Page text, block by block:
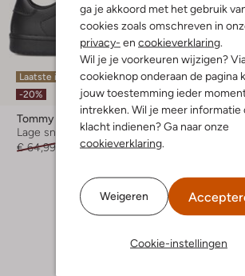
ga je akkoord met het gebruik
cookies zoals omschreven in
privacy- en cookieverklaring
Wil je je voorkeuren wijzigen?
cookieknop onderaan de pagina
jouw toestemming ieder
intrekken. Wil je meer informatie
klacht indienen? Ga naar onze
cookieverklaring
Weigeren
Cookie-instellingen
Laatste items
-20%
Tommy Hilfiger
Lage sneakers
€ 64,99
€ 51,99